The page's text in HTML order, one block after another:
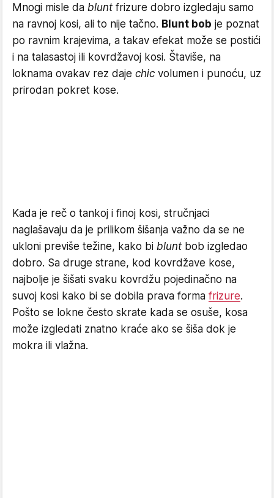
Mnogi misle da blunt frizure dobro izgledaju samo
na ravnoj kosi, ali to nije tačno. Blunt bob je poznat
po ravnim krajevima, a takav efekat može se postići
i na talasastoj ili kovrdžavoj kosi. Štaviše, na
loknama ovakav rez daje chic volumen i punoću, uz
prirodan pokret kose.
Kada je reč o tankoj i finoj kosi, stručnjaci
naglašavaju da je prilikom šišanja važno da se ne
ukloni previše težine, kako bi blunt bob izgledao
dobro. Sa druge strane, kod kovrdžave kose,
najbolje je šišati svaku kovrdžu pojedinačno na
suvoj kosi kako bi se dobila prava forma frizure.
Pošto se lokne često skrate kada se osuše, kosa
može izgledati znatno kraće ako se šiša dok je
mokra ili vlažna.